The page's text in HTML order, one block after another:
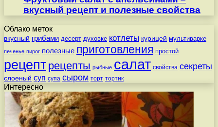
вкусный рецепт и полезные свойства
Облако меток
вкусный грибами десерт духовке котлеты курицей мультиварке
печенье пирог полезные приготовления простой
рецепт рецепты рыбные салат свойства секреты
слоеный суп супа сыром торт тортик
Интересно